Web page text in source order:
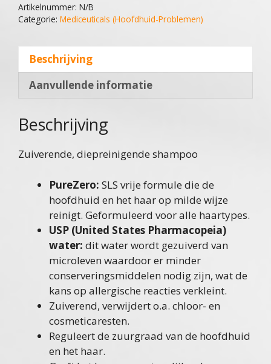
Artikelnummer: N/B
Categorie: Mediceuticals (Hoofdhuid-Problemen)
Beschrijving
Aanvullende informatie
Beschrijving
Zuiverende, diepreinigende shampoo
PureZero: SLS vrije formule die de
hoofdhuid en het haar op milde wijze
reinigt. Geformuleerd voor alle haartypes.
USP (United States Pharmacopeia)
water: dit water wordt gezuiverd van
microleven waardoor er minder
conserveringsmiddelen nodig zijn, wat de
kans op allergische reacties verkleint.
Zuiverend, verwijdert o.a. chloor- en
cosmeticaresten.
Reguleert de zuurgraad van de hoofdhuid
en het haar.